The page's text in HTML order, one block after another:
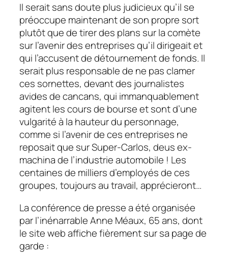
Il serait sans doute plus judicieux qu’il se
préoccupe maintenant de son propre sort
plutôt que de tirer des plans sur la comète
sur l’avenir des entreprises qu’il dirigeait et
qui l’accusent de détournement de fonds. Il
serait plus responsable de ne pas clamer
ces sornettes, devant des journalistes
avides de cancans, qui immanquablement
agitent les cours de bourse et sont d’une
vulgarité à la hauteur du personnage,
comme si l’avenir de ces entreprises ne
reposait que sur Super-Carlos, deus ex-
machina de l’industrie automobile ! Les
centaines de milliers d’employés de ces
groupes, toujours au travail, apprécieront…
La conférence de presse a été organisée
par l’inénarrable Anne Méaux, 65 ans, dont
le site web affiche fièrement sur sa page de
garde :